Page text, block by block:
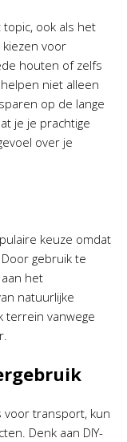
ook als het
voor
houten of zelfs
niet alleen
op de lange
je je prachtige
over je
keuze omdat
gebruik te
het
natuurlijke
terrein vanwege
voor transport, kun
Denk aan DIY-